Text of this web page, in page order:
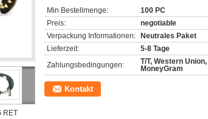
RET
Min Bestellmenge:
100 PC
Preis:
negotiable
Verpackung Informationen:
Neutrales Paket
Lieferzeit:
5-8 Tage
Zahlungsbedingungen:
T/T, Western Union,
MoneyGram
Kontakt